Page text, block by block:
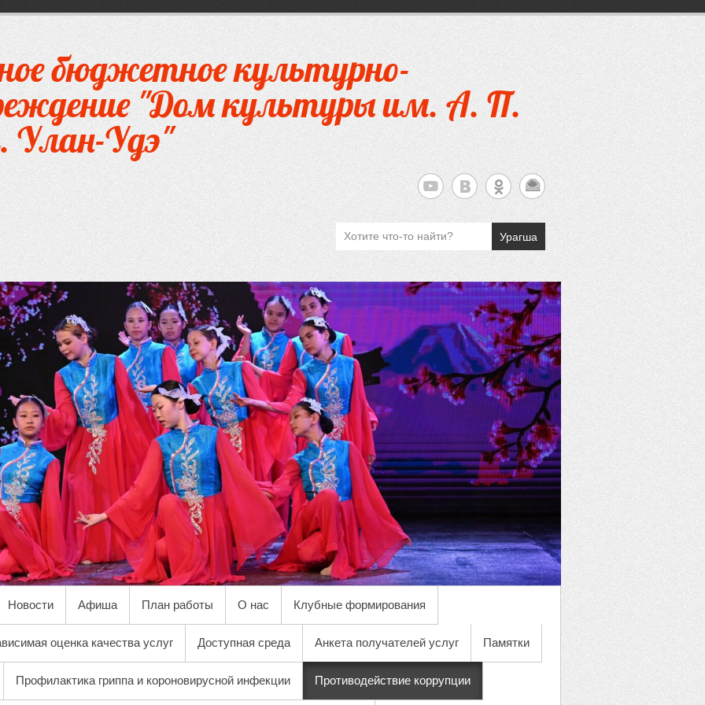
бюджетное культурно-
"Дом культуры им. А. П.
Улан-Удэ"
Урагша
Новости Афиша План работы О нас Клубные формирования
оценка качества услуг Доступная среда Анкета получателей услуг Памятки
Профилактика гриппа и короновирусной инфекции Противодействие коррупции